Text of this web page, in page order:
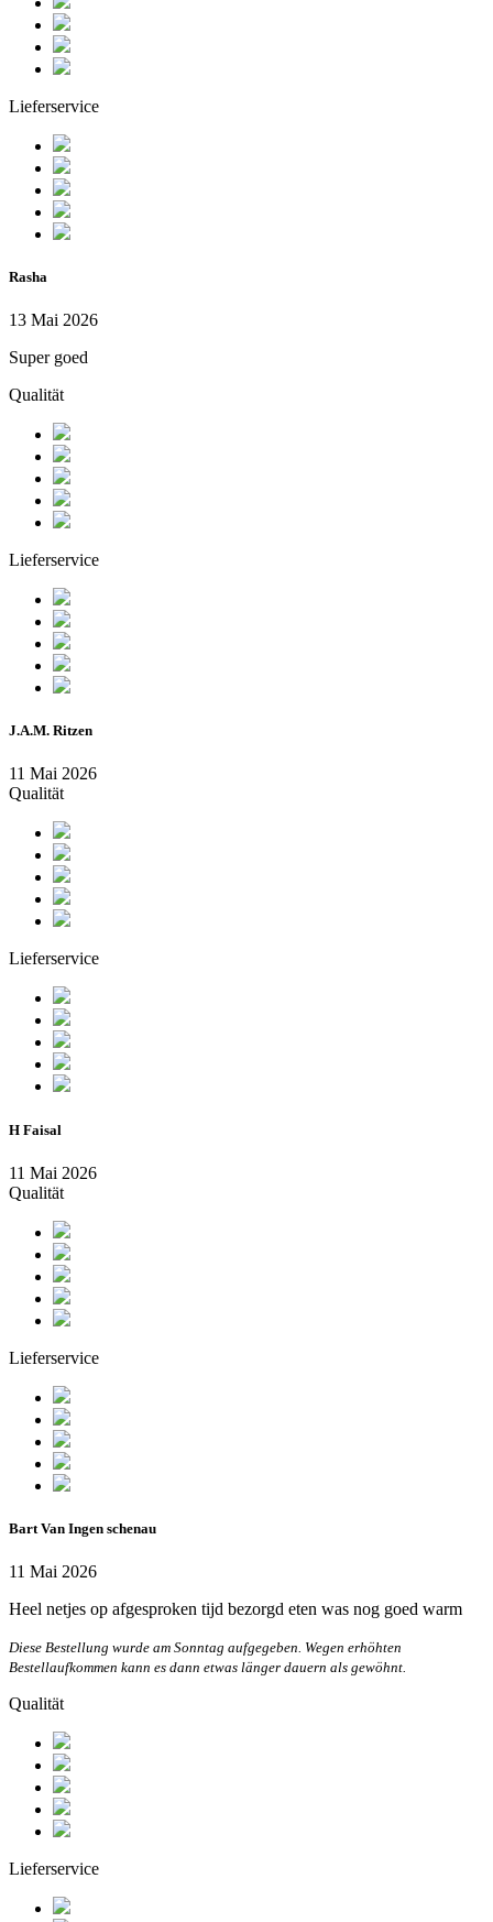
Lieferservice
Rasha
13 Mai 2026
Super goed
Qualität
Lieferservice
J.A.M. Ritzen
11 Mai 2026
Qualität
Lieferservice
H Faisal
11 Mai 2026
Qualität
Lieferservice
Bart Van Ingen schenau
11 Mai 2026
Heel netjes op afgesproken tijd bezorgd eten was nog goed warm
Diese Bestellung wurde am Sonntag aufgegeben. Wegen erhöhten
Bestellaufkommen kann es dann etwas länger dauern als gewöhnt.
Qualität
Lieferservice